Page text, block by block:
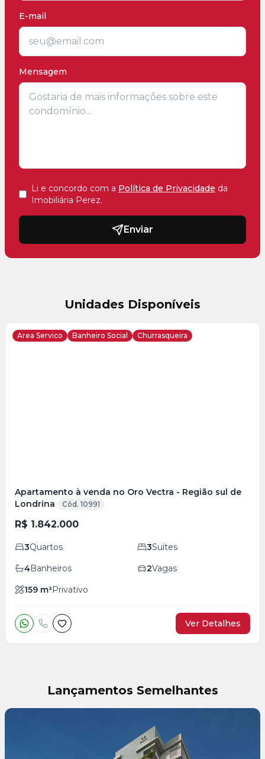
E-mail
Mensagem
Li e concordo com a Política de Privacidade da
Imobiliária Perez.
Enviar
Unidades Disponíveis
Area Servico Banheiro Social Churrasqueira
Apartamento à venda no Oro Vectra - Região sul de
Londrina
Cód. 10991
R$ 1.842.000
3Quartos 3Suítes
4Banheiros 2Vagas
159 m²Privativo
Ver Detalhes
Lançamentos Semelhantes